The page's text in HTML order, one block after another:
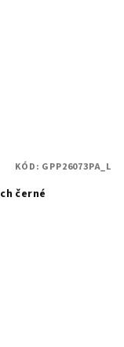
černé
KÓD: GPP26073PA_L